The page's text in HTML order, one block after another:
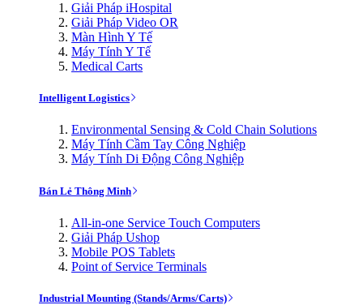
Giải Pháp iHospital
Giải Pháp Video OR
Màn Hình Y Tế
Máy Tính Y Tế
Medical Carts
Intelligent Logistics
Environmental Sensing & Cold Chain Solutions
Máy Tính Cầm Tay Công Nghiệp
Máy Tính Di Động Công Nghiệp
Bán Lẻ Thông Minh
All-in-one Service Touch Computers
Giải Pháp Ushop
Mobile POS Tablets
Point of Service Terminals
Industrial Mounting (Stands/Arms/Carts)